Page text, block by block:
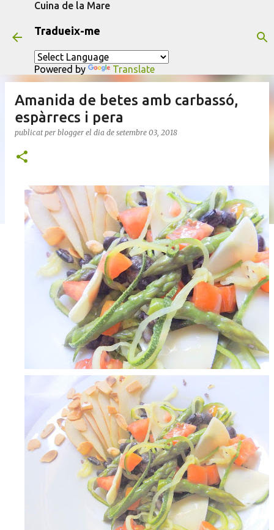
Cuina de la Mare
Tradueix-me
Powered by Translate
Amanida de betes amb carbassó,
espàrrecs i pera
publicat per blogger el dia de setembre 03, 2018